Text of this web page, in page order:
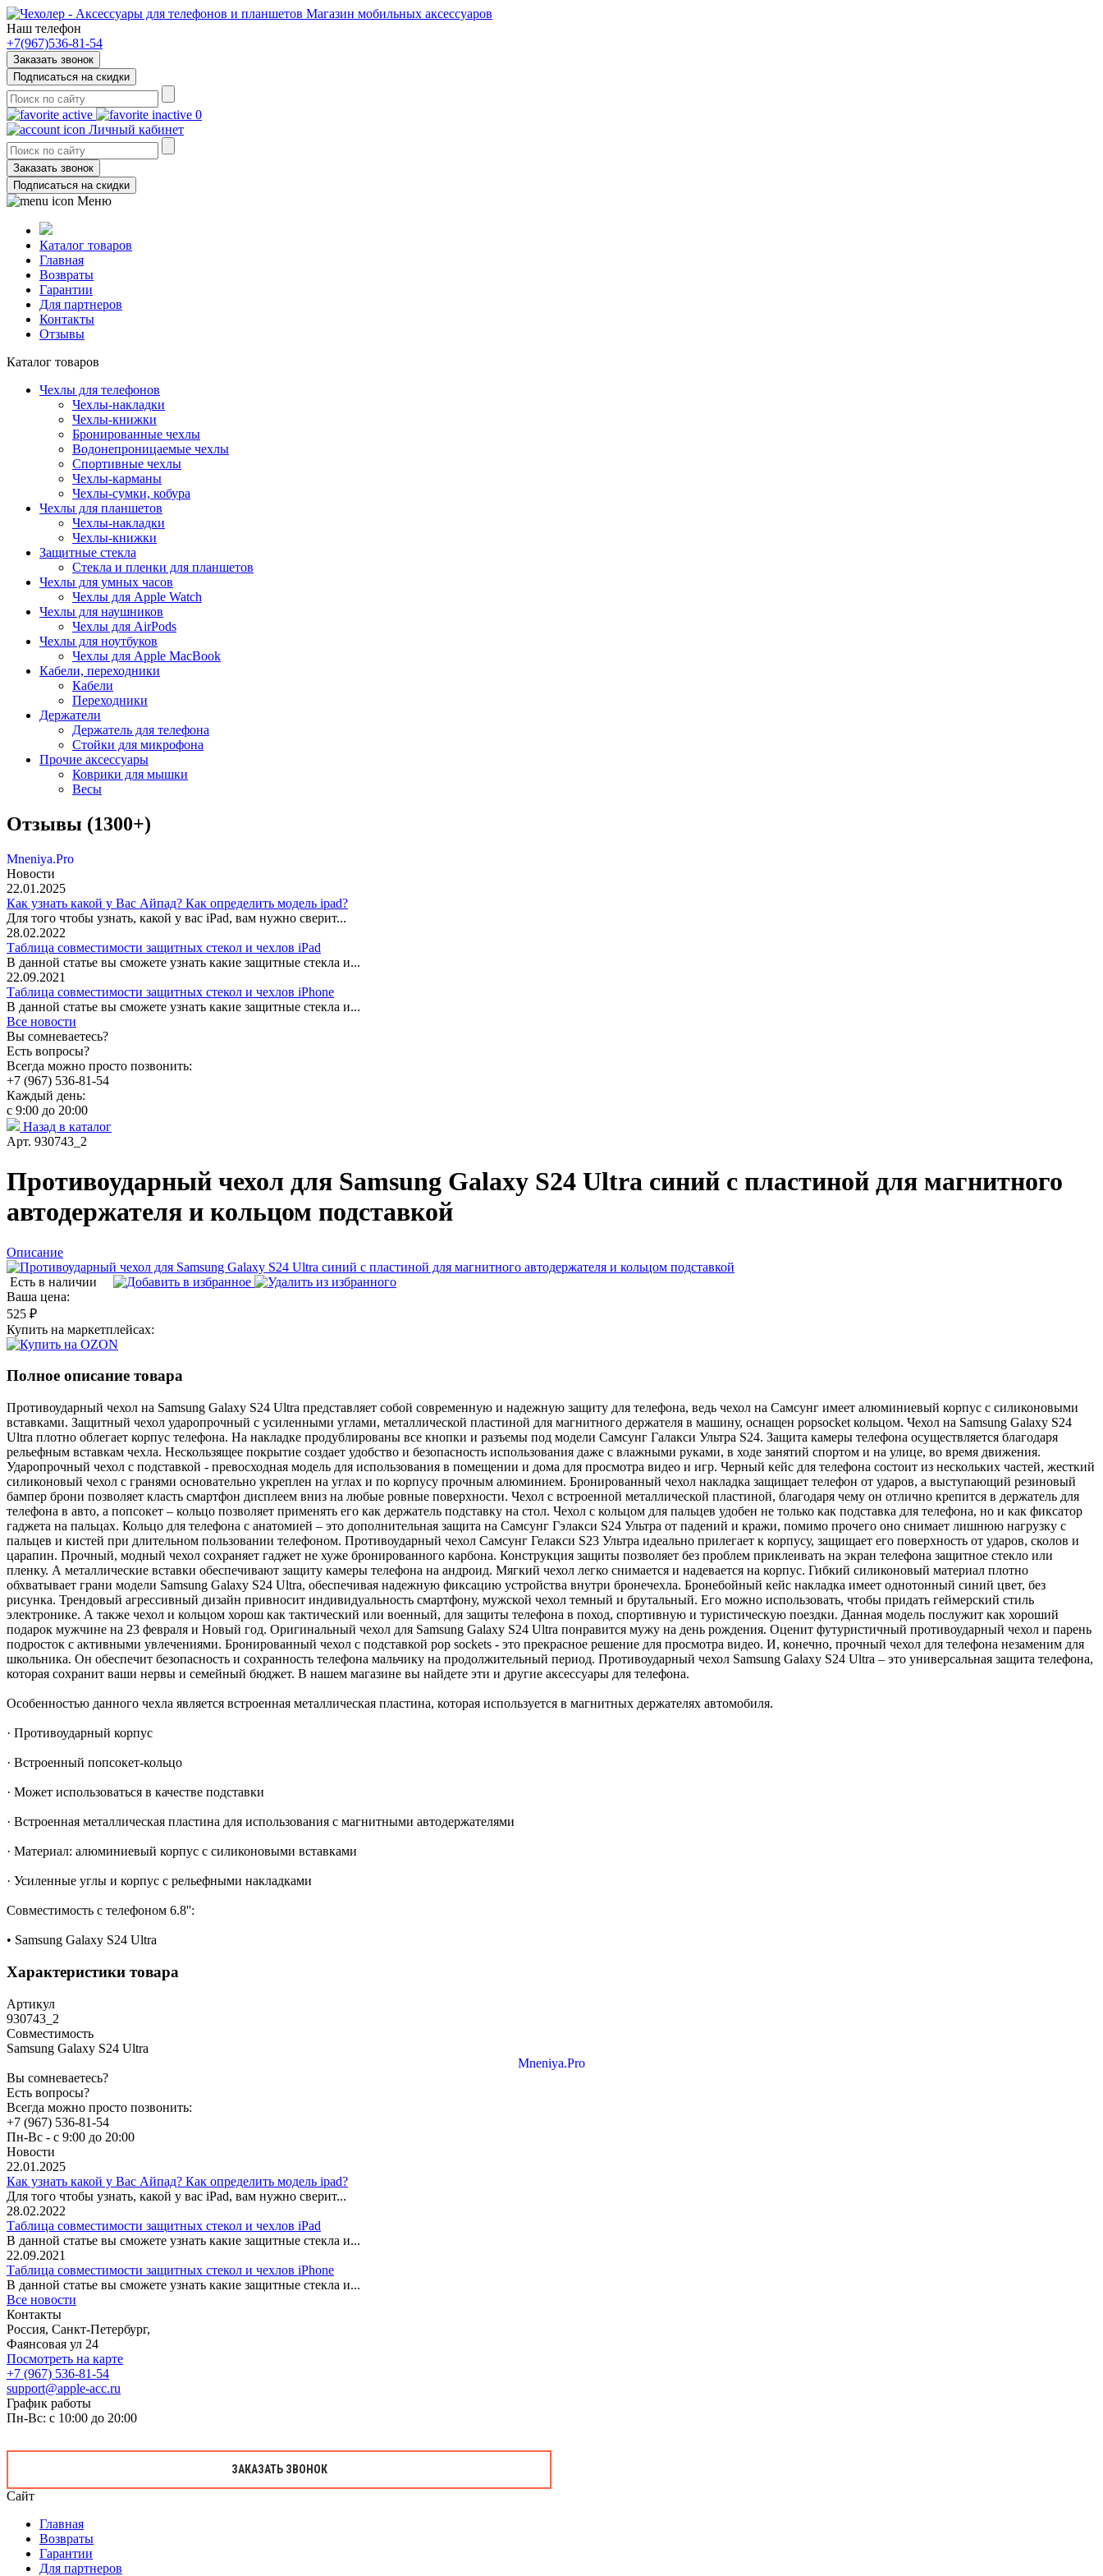
Магазин мобильных аксессуаров
Наш телефон
+7(967)536-81-54
Заказать звонок
Подписаться на скидки
0
Личный кабинет
Заказать звонок
Подписаться на скидки
Меню
Каталог товаров
Главная
Возвраты
Гарантии
Для партнеров
Контакты
Отзывы
Каталог товаров
Чехлы для телефонов
Чехлы-накладки
Чехлы-книжки
Бронированные чехлы
Водонепроницаемые чехлы
Спортивные чехлы
Чехлы-карманы
Чехлы-сумки, кобура
Чехлы для планшетов
Чехлы-накладки
Чехлы-книжки
Защитные стекла
Стекла и пленки для планшетов
Чехлы для умных часов
Чехлы для Apple Watch
Чехлы для наушников
Чехлы для AirPods
Чехлы для ноутбуков
Чехлы для Apple MacBook
Кабели, переходники
Кабели
Переходники
Держатели
Держатель для телефона
Стойки для микрофона
Прочие аксессуары
Коврики для мышки
Весы
Отзывы (1300+)
Mneniya.Pro
Новости
22.01.2025
Как узнать какой у Вас Айпад? Как определить модель ipad?
Для того чтобы узнать, какой у вас iPad, вам нужно сверит...
28.02.2022
Таблица совместимости защитных стекол и чехлов iPad
В данной статье вы сможете узнать какие защитные стекла и...
22.09.2021
Таблица совместимости защитных стекол и чехлов iPhone
В данной статье вы сможете узнать какие защитные стекла и...
Все новости
Вы сомневаетесь?
Есть вопросы?
Всегда можно просто позвонить:
+7 (967) 536-81-54
Каждый день:
с 9:00 до 20:00
Назад в каталог
Арт. 930743_2
Противоударный чехол для Samsung Galaxy S24 Ultra синий с пластиной для магнитного
автодержателя и кольцом подставкой
Описание
Есть в наличии
Ваша цена:
525 ₽
Купить на маркетплейсах:
Полное описание товара
Противоударный чехол на Samsung Galaxy S24 Ultra представляет собой современную и надежную защиту для телефона, ведь чехол на Самсунг имеет алюминиевый корпус с силиконовыми
вставками. Защитный чехол ударопрочный с усиленными углами, металлической пластиной для магнитного держателя в машину, оснащен popsocket кольцом. Чехол на Samsung Galaxy S24
Ultra плотно облегает корпус телефона. На накладке продублированы все кнопки и разъемы под модели Самсунг Галакси Ультра S24. Защита камеры телефона осуществляется благодаря
рельефным вставкам чехла. Нескользящее покрытие создает удобство и безопасность использования даже с влажными руками, в ходе занятий спортом и на улице, во время движения.
Ударопрочный чехол с подставкой - превосходная модель для использования в помещении и дома для просмотра видео и игр. Черный кейс для телефона состоит из нескольких частей, жесткий
силиконовый чехол с гранями основательно укреплен на углах и по корпусу прочным алюминием. Бронированный чехол накладка защищает телефон от ударов, а выступающий резиновый
бампер брони позволяет класть смартфон дисплеем вниз на любые ровные поверхности. Чехол с встроенной металлической пластиной, благодаря чему он отлично крепится в держатель для
телефона в авто, а попсокет – кольцо позволяет применять его как держатель подставку на стол. Чехол с кольцом для пальцев удобен не только как подставка для телефона, но и как фиксатор
гаджета на пальцах. Кольцо для телефона с анатомией – это дополнительная защита на Самсунг Гэлакси S24 Ультра от падений и кражи, помимо прочего оно снимает лишнюю нагрузку с
пальцев и кистей при длительном пользовании телефоном. Противоударный чехол Самсунг Гелакси S23 Ультра идеально прилегает к корпусу, защищает его поверхность от ударов, сколов и
царапин. Прочный, модный чехол сохраняет гаджет не хуже бронированного карбона. Конструкция защиты позволяет без проблем приклеивать на экран телефона защитное стекло или
пленку. А металлические вставки обеспечивают защиту камеры телефона на андроид. Мягкий чехол легко снимается и надевается на корпус. Гибкий силиконовый материал плотно
обхватывает грани модели Samsung Galaxy S24 Ultra, обеспечивая надежную фиксацию устройства внутри бронечехла. Бронебойный кейс накладка имеет однотонный синий цвет, без
рисунка. Трендовый агрессивный дизайн привносит индивидуальность смартфону, мужской чехол темный и брутальный. Его можно использовать, чтобы придать геймерский стиль
электронике. А также чехол и кольцом хорош как тактический или военный, для защиты телефона в поход, спортивную и туристическую поездки. Данная модель послужит как хороший
подарок мужчине на 23 февраля и Новый год. Оригинальный чехол для Samsung Galaxy S24 Ultra понравится мужу на день рождения. Оценит футуристичный противоударный чехол и парень
подросток с активными увлечениями. Бронированный чехол с подставкой pop sockets - это прекрасное решение для просмотра видео. И, конечно, прочный чехол для телефона незаменим для
школьника. Он обеспечит безопасность и сохранность телефона мальчику на продолжительный период. Противоударный чехол Samsung Galaxy S24 Ultra – это универсальная защита телефона,
которая сохранит ваши нервы и семейный бюджет. В нашем магазине вы найдете эти и другие аксессуары для телефона.
Особенностью данного чехла является встроенная металлическая пластина, которая используется в магнитных держателях автомобиля.
· Противоударный корпус
· Встроенный попсокет-кольцо
· Может использоваться в качестве подставки
· Встроенная металлическая пластина для использования с магнитными автодержателями
· Материал: алюминиевый корпус с силиконовыми вставками
· Усиленные углы и корпус с рельефными накладками
Совместимость с телефоном 6.8'':
• Samsung Galaxy S24 Ultra
Характеристики товара
Артикул
930743_2
Совместимость
Samsung Galaxy S24 Ultra
Mneniya.Pro
Вы сомневаетесь?
Есть вопросы?
Всегда можно просто позвонить:
+7 (967) 536-81-54
Пн-Вс - с 9:00 до 20:00
Новости
22.01.2025
Как узнать какой у Вас Айпад? Как определить модель ipad?
Для того чтобы узнать, какой у вас iPad, вам нужно сверит...
28.02.2022
Таблица совместимости защитных стекол и чехлов iPad
В данной статье вы сможете узнать какие защитные стекла и...
22.09.2021
Таблица совместимости защитных стекол и чехлов iPhone
В данной статье вы сможете узнать какие защитные стекла и...
Все новости
Контакты
Россия, Санкт-Петербург,
Фаянсовая ул 24
Посмотреть на карте
+7 (967) 536-81-54
support@apple-acc.ru
График работы
Пн-Вс: с 10:00 до 20:00
ЗАКАЗАТЬ ЗВОНОК
Сайт
Главная
Возвраты
Гарантии
Для партнеров